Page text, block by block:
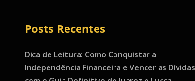
Posts Recentes
Dica de Leitura: Como Conquistar a
Independência Financeira e Vencer as Dívidas